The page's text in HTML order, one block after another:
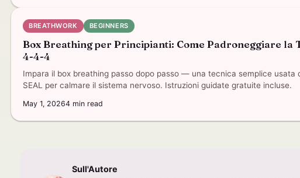
BREATHWORK BEGINNERS
Box Breathing per Principianti: Come Padroneggiare la
4-4-4
Impara il box breathing passo dopo passo — una tecnica semplice usata
SEAL per calmare il sistema nervoso. Istruzioni guidate gratuite incluse.
May 1, 20264 min read
Sull'Autore